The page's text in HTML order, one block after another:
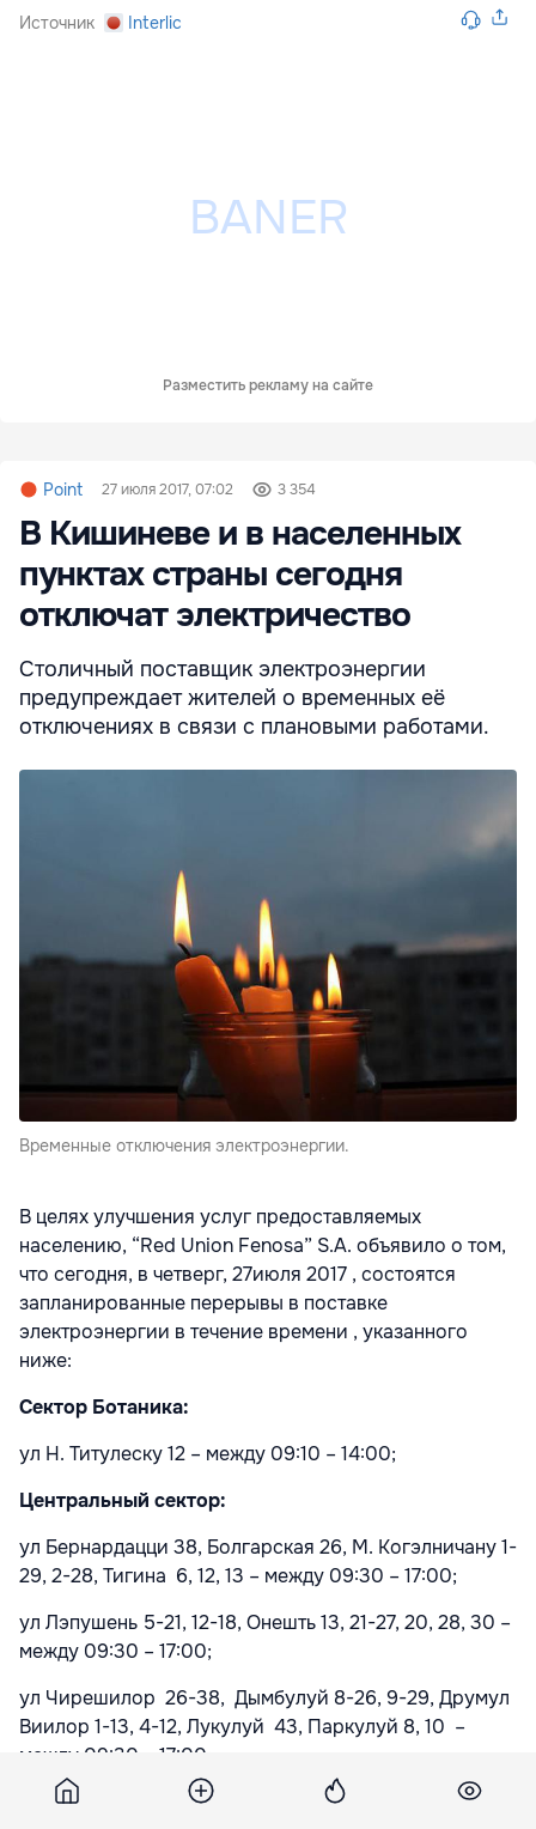
Источник Interlic
Разместить рекламу на сайте
Point 27 июля 2017, 07:02 3 354
В Кишиневе и в населенных
пунктах страны сегодня
отключат электричество
Столичный поставщик электроэнергии
предупреждает жителей о временных её
отключениях в связи с плановыми работами.
Временные отключения электроэнергии.
В целях улучшения услуг предоставляемых
населению, “Red Union Fenosa” S.A. объявило о том,
что сегодня, в четверг, 27июля 2017 , состоятся
запланированные перерывы в поставке
электроэнергии в течение времени , указанного
ниже:
Сектор Ботаника:
ул Н. Титулеску 12 – между 09:10 – 14:00;
Центральный сектор:
ул Бернардацци 38, Болгарская 26, М. Когэлничану 1-
29, 2-28, Тигина 6, 12, 13 – между 09:30 – 17:00;
ул Лэпушень 5-21, 12-18, Онешть 13, 21-27, 20, 28, 30 –
между 09:30 – 17:00;
ул Чирешилор 26-38, Дымбулуй 8-26, 9-29, Друмул
Виилор 1-13, 4-12, Лукулуй 43, Паркулуй 8, 10 –
между 09:30 – 17:00;
Более подробную информацию об отключении